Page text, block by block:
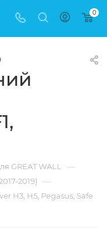
0
GREAT WALL —
2019) —
H3, H5, Pegasus, Safe